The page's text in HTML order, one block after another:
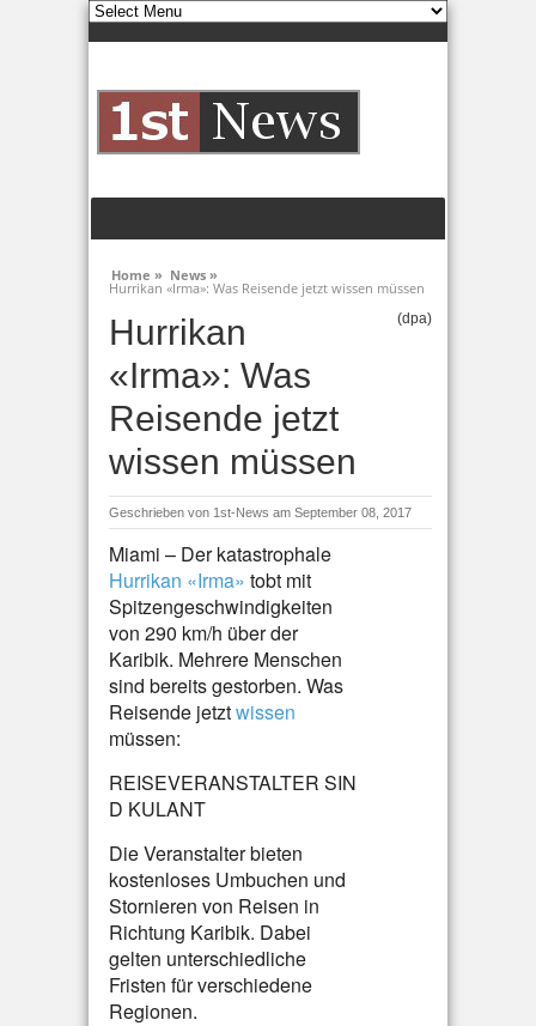
Home » News »
Hurrikan «Irma»: Was Reisende jetzt wissen müssen
Hurrikan
«Irma»: Was
Reisende jetzt
wissen müssen
(dpa)
Geschrieben von 1st-News am September 08, 2017
Miami – Der katastrophale
Hurrikan «Irma» tobt mit
Spitzengeschwindigkeiten
von 290 km/h über der
Karibik. Mehrere Menschen
sind bereits gestorben. Was
Reisende jetztwissen
müssen:
REISEVERANSTALTER SIN
D KULANT
Die Veranstalter bieten
kostenloses Umbuchen und
Stornieren von Reisen in
Richtung Karibik. Dabei
gelten unterschiedliche
Fristen für verschiedene
Regionen.